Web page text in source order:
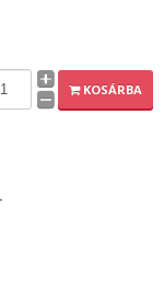
KOSÁRBA